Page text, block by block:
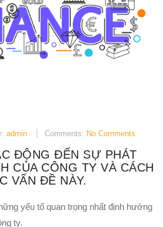
admin Comments: No Comments
ĐỘNG ĐẾN SỰ PHÁT
CỦA CÔNG TY VÀ CÁCH
VẤN ĐỀ NÀY.
yếu tố quan trọng nhất định hướng
ty.